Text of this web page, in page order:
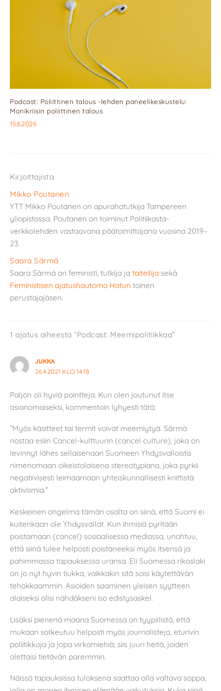
Podcast: Poliittinen talous -lehden paneelikeskustelu:
Monikriisin poliittinen talous
15.6.2026
Kirjoittajista
Mikko Poutanen
YTT Mikko Poutanen on apurahatutkija Tampereen
yliopistossa. Poutanen on toiminut Politiikasta-
verkkolehden vastaavana päätoimittajana vuosina 2019–
23.
Saara Särmä
Saara Särmä on feministi, tutkija ja taiteilija sekä
Feministisen ajatushautomo Hatun toinen
perustajajäsen.
1 ajatus aiheesta “Podcast: Meemipolitiikkaa”
JUKKA
26.4.2021 KLO 14:18
Paljon oli hyviä pointteja. Kun olen joutunut itse
asianomaiseksi, kommentoin lyhyesti tätä:
”Myös käsitteet tai termit voivat meemiytyä. Särmä
nostaa esiin Cancel-kulttuurin (cancel culture), joka on
levinnyt lähes sellaisenaan Suomeen Yhdysvalloista
nimenomaan oikeistolaisena stereotypiana, joka pyrkii
negatiivisesti leimaamaan yhteiskunnallisesti kriittistä
aktivismia.”
Keskeinen ongelma tämän osalta on siinä, että Suomi ei
kuitenkaan ole Yhdysvallat. Kun ihmisiä pyritään
poistamaan (cancel) sosiaalisessa mediassa, unohtuu,
että siinä tulee helposti poistaneeksi myös itsensä ja
pahimmassa tapauksessa uransa. Eli Suomessa rikoslaki
on jo nyt hyvin tiukka, vaikkakin sitä soisi käytettävän
tehokkaammin. Asioiden saaminen yleisen syytteen
alaiseksi olisi nähdäkseni iso edistysaskel.
Lisäksi pienenä maana Suomessa on tyypillistä, että
mukaan sotkeutuu helposti myös journalisteja, eturivin
poliitikkoja ja jopa virkamiehiä; siis juuri heitä, joiden
olettaisi tietävän paremmin.
Näissä tapauksissa tuloksena saattaa olla valtava soppa,